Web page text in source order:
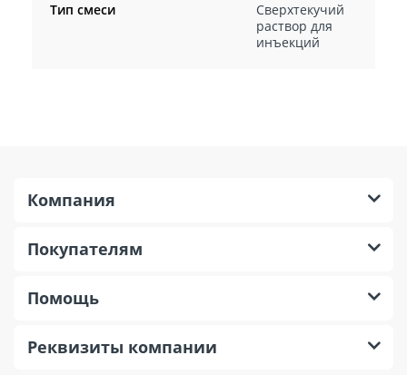
Тип смеси
Сверхтекучий
раствор для
инъекций
Компания
Покупателям
Помощь
Реквизиты компании